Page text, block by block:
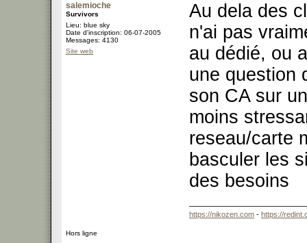
salemioche
Survivors
Lieu: blue sky
Date d'inscription: 06-07-2005
Messages: 4130
Site web
Au dela des
n'ai pas
au dédié, ou
une question
son CA sur
moins
reseau/carte
basculer les
des besoins
https://nikozen.com - https://
Hors ligne